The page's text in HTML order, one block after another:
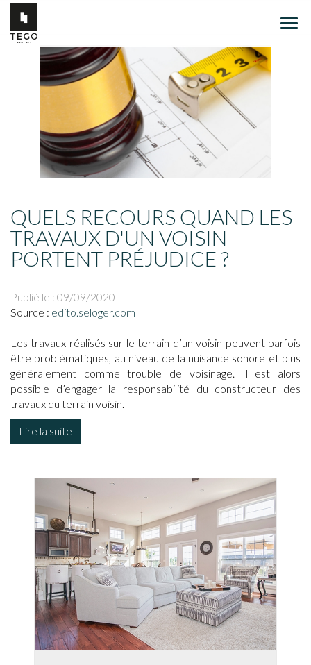
QUELS RECOURS QUAND LES
TRAVAUX D'UN VOISIN
PORTENT PRÉJUDICE ?
Publié le : 09/09/2020
Source : edito.seloger.com
Les travaux réalisés sur le terrain d’un voisin peuvent parfois
être problématiques, au niveau de la nuisance sonore et plus
généralement comme trouble de voisinage. Il est alors
possible d’engager la responsabilité du constructeur des
travaux du terrain voisin.
Lire la suite